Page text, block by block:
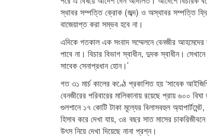
স্থাবর সম্পত্তি ক্রোক (জব্দ) ও অস্থাবর সম্পত্তি
বাজেয়াপ্ত করা সম্ভব হবে না।
এদিকে গতকাল এক সংবাদ সম্মেলনে বেনজীর
পাবে না। বিচার বিভাগ স্বাধীন, দুদক স্বাধীন।
সাবেক সেনাপ্রধান হোন।’
গত ৩১ মার্চ কালের কণ্ঠে প্রকাশিত হয় ‘সাবেক
বেনজীরের পরিবারের মালিকানায় রয়েছে প্রায় ৬০০
গুলশানে ১৭ কোটি টাকা মূল্যের বিলাসবহুল
হিসাব করে দেখা যায়, ৩৪ বছর সাত মাসের
উৎস নিয়ে দেখা দিয়েছে নানা প্রশ্ন।